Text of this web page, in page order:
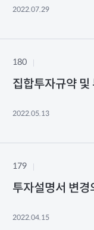
2022.07.29
180
집합투자규약 및
2022.05.13
179
투자설명서 변경
2022.04.15